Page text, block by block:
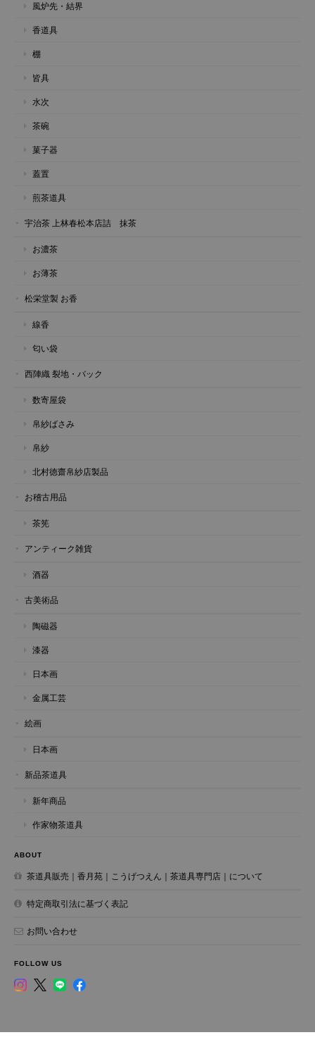
風炉先・結界
香道具
棚
皆具
水次
茶碗
菓子器
蓋置
煎茶道具
宇治茶 上林春松本店詰 抹茶
お濃茶
お薄茶
松栄堂製 お香
線香
匂い袋
西陣織 裂地・バック
数寄屋袋
帛紗ばさみ
帛紗
北村徳齋帛紗店製品
お稽古用品
茶筅
アンティーク雑貨
酒器
古美術品
陶磁器
漆器
日本画
金属工芸
絵画
日本画
新品茶道具
新年商品
作家物茶道具
ABOUT
茶道具販売｜香月苑｜こうげつえん｜茶道具専門店｜について
特定商取引法に基づく表記
お問い合わせ
FOLLOW US